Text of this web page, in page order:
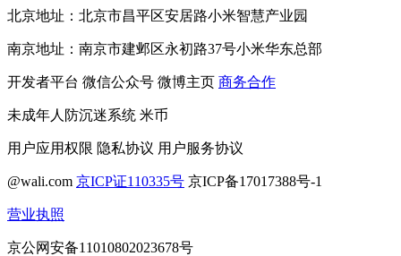
北京地址：北京市昌平区安居路小米智慧产业园
南京地址：南京市建邺区永初路37号小米华东总部
开发者平台 微信公众号 微博主页 商务合作
未成年人防沉迷系统 米币
用户应用权限 隐私协议 用户服务协议
@wali.com 京ICP证110335号 京ICP备17017388号-1
营业执照
京公网安备11010802023678号